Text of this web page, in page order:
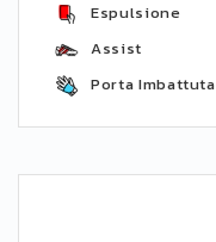
Espulsione
Assist
Porta Imbattuta